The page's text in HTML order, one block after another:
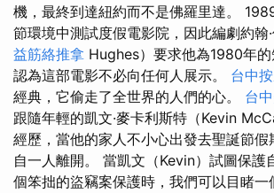
機，最終到達紐約而不是佛羅里達。
節環境中測試度假電影院，因此編劇約翰
益筋絡推拿 Hughes）要求他為1980年
認為這部電影不必向任何人展示。 台中
經典，它偷走了全世界的人們的心。 台
跟隨年輕的凱文·麥卡利斯特（Kevin
經歷，當他的家人不小心出發去聖誕節假
自一人離開。 當凱文（Kevin）試圖保護
個笨拙的盜竊案保護時，我們可以目睹一